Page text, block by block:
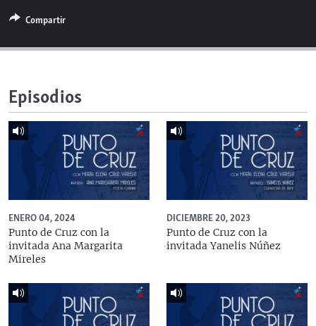
LA INVASIÓN DE RUSIA A UCRANIA
Compartir
Episodios
ENERO 04, 2024
Punto de Cruz con la
invitada Ana Margarita
Mireles
DICIEMBRE 20, 2023
Punto de Cruz con la
invitada Yanelis Núñez